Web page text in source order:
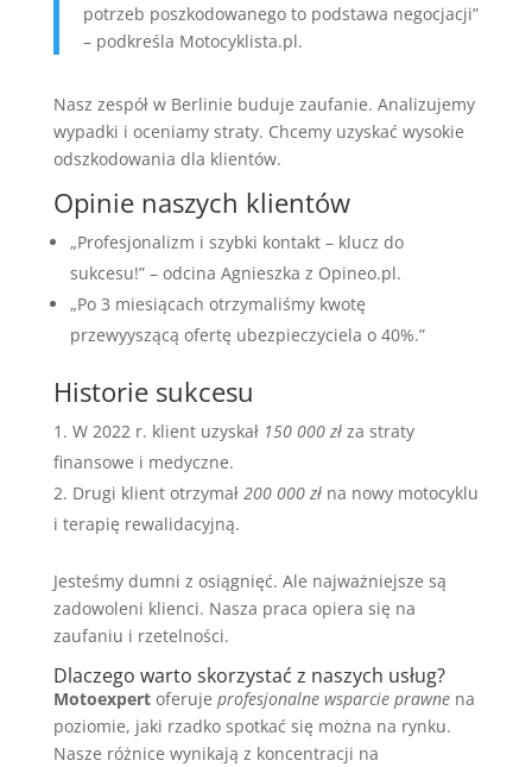
potrzeb poszkodowanego to podstawa negocjacji”
– podkreśla Motocyklista.pl.
Nasz zespół w Berlinie buduje zaufanie. Analizujemy
wypadki i oceniamy straty. Chcemy uzyskać wysokie
odszkodowania dla klientów.
Opinie naszych klientów
„Profesjonalizm i szybki kontakt – klucz do
sukcesu!” – odcina Agnieszka z Opineo.pl.
„Po 3 miesiącach otrzymaliśmy kwotę
przewyyszącą ofertę ubezpieczyciela o 40%.”
Historie sukcesu
W 2022 r. klient uzyskał 150 000 złza straty
finansowe i medyczne.
Drugi klient otrzymał 200 000 złna nowy motocyklu
i terapię rewalidacyjną.
Jesteśmy dumni z osiągnięć. Ale najważniejsze są
zadowoleni klienci. Nasza praca opiera się na
zaufaniu i rzetelności.
Dlaczego warto skorzystać z naszych usług?
Motoexpertoferuje profesjonalne wsparcie prawnena
poziomie, jaki rzadko spotkać się można na rynku.
Nasze różnice wynikają z koncentracji na